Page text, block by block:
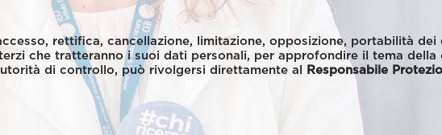
rettifica, cancellazione, limitazione, opposizione, portabilità dei
che tratteranno i suoi dati personali, per approfondire il tema della
di controllo, può rivolgersi direttamente al
Responsabile